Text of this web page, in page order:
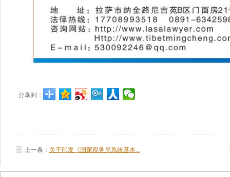
分享到：
上一条： 关于印发《国家税务局系统基本...